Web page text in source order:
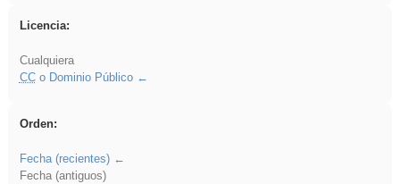
Licencia:
Cualquiera
CCo Dominio Público
Orden:
Fecha (recientes)
Fecha (antiguos)